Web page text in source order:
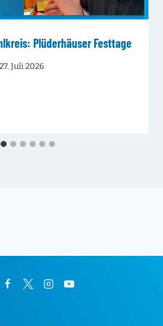
Plüderhäuser Festtage
27. Juli 2026